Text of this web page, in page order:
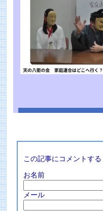
この記事にコメントする
お名前
メール